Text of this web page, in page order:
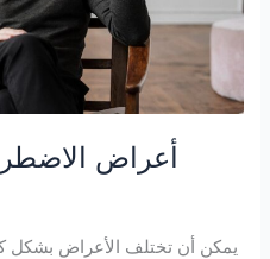
أعراض
يمكن أن تختلف الأعراض بشكل